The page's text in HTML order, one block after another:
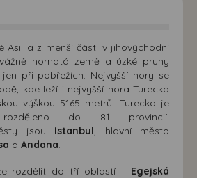
Asii a z menší části v jihovýchodní
hornatá země a úzké pruhy
při pobřežích. Nejvyšší hory se
kde leží i nejvyšší hora Turecka
výškou 5165 metrů. Turecko je
rozděleno do 81 provincií.
jsou Istanbul, hlavní město
a Andana.
rozdělit do tří oblastí – Egejská